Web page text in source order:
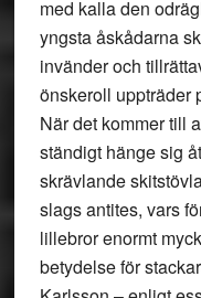
med kalla den
yngsta åskådarna
invänder och
önskeroll uppträder
När det kommer till
ständigt hänge sig
skrävlande
slags antites, vars
lillebror enormt
betydelse för